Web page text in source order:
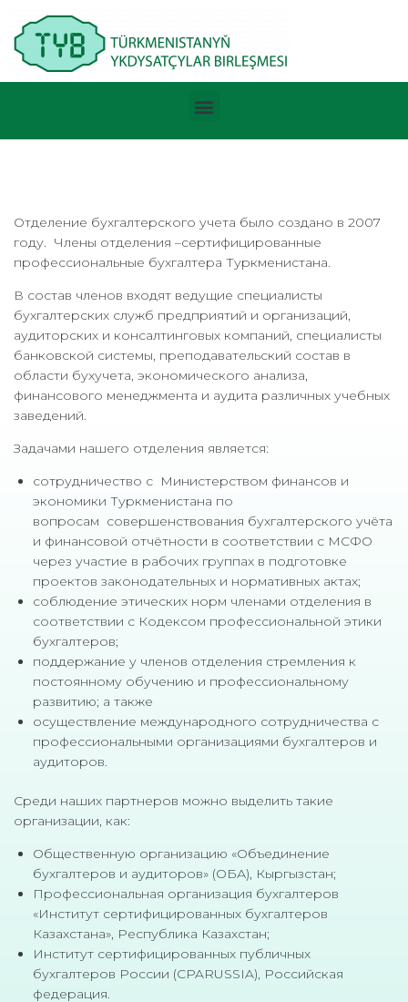
Отделение бухгалтерского учета было создано в 2007
году. Члены отделения –сертифицированные
профессиональные бухгалтера Туркменистана.
В состав членов входят ведущие специалисты
бухгалтерских служб предприятий и организаций,
аудиторских и консалтинговых компаний, специалисты
банковской системы, преподавательский состав в
области бухучета, экономического анализа,
финансового менеджмента и аудита различных учебных
заведений.
Задачами нашего отделения является:
сотрудничество с Министерством финансов и
экономики Туркменистана по
вопросам совершенствования бухгалтерского учёта
и финансовой отчётности в соответствии с МСФО
через участие в рабочих группах в подготовке
проектов законодательных и нормативных актах;
соблюдение этических норм членами отделения в
соответствии с Кодексом профессиональной этики
бухгалтеров;
поддержание у членов отделения стремления к
постоянному обучению и профессиональному
развитию; а также
осуществление международного сотрудничества с
профессиональными организациями бухгалтеров и
аудиторов.
Среди наших партнеров можно выделить такие
организации, как:
Общественную организацию «Объединение
бухгалтеров и аудиторов» (ОБА), Кыргызстан;
Профессиональная организация бухгалтеров
«Институт сертифицированных бухгалтеров
Казахстана», Республика Казахстан;
Институт сертифицированных публичных
бухгалтеров России (CPARUSSIA), Российская
федерация.